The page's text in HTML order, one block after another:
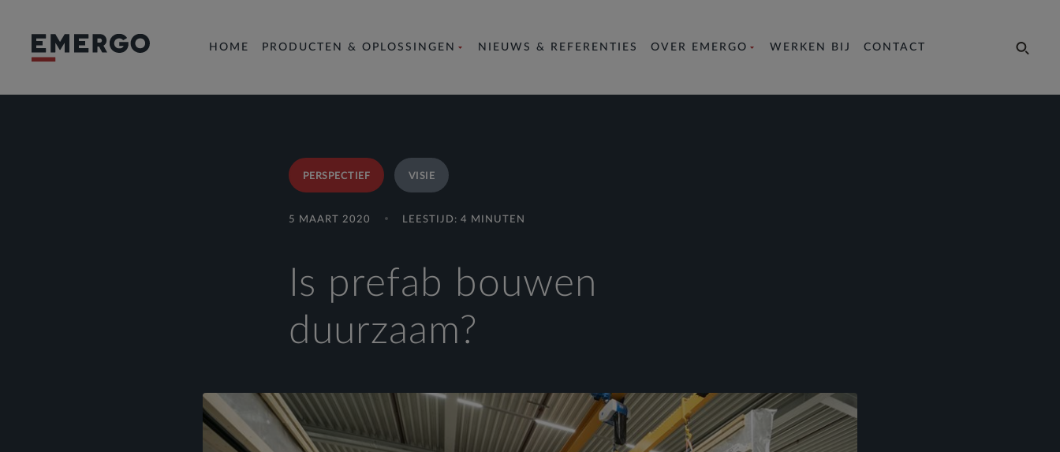
HOME PRODUCTEN & OPLOSSINGEN NIEUWS & REFERENTIES OVER EMERGO WERKEN BIJ CONTACT
PERSPECTIEF VISIE
5 MAART 2020 LEESTIJD: 4 MINUTEN
Is prefab bouwen
duurzaam?